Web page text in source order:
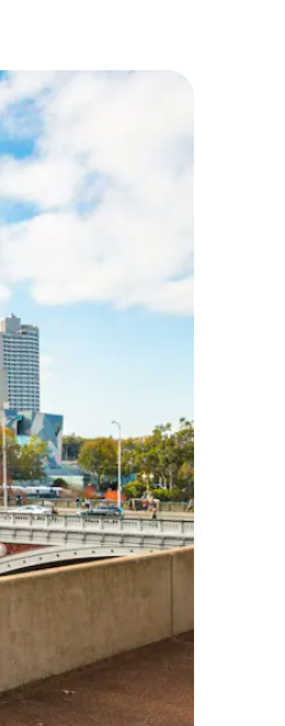
ose duke lëvizur ekranin.